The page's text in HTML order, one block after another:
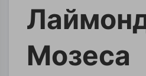
Мозеса